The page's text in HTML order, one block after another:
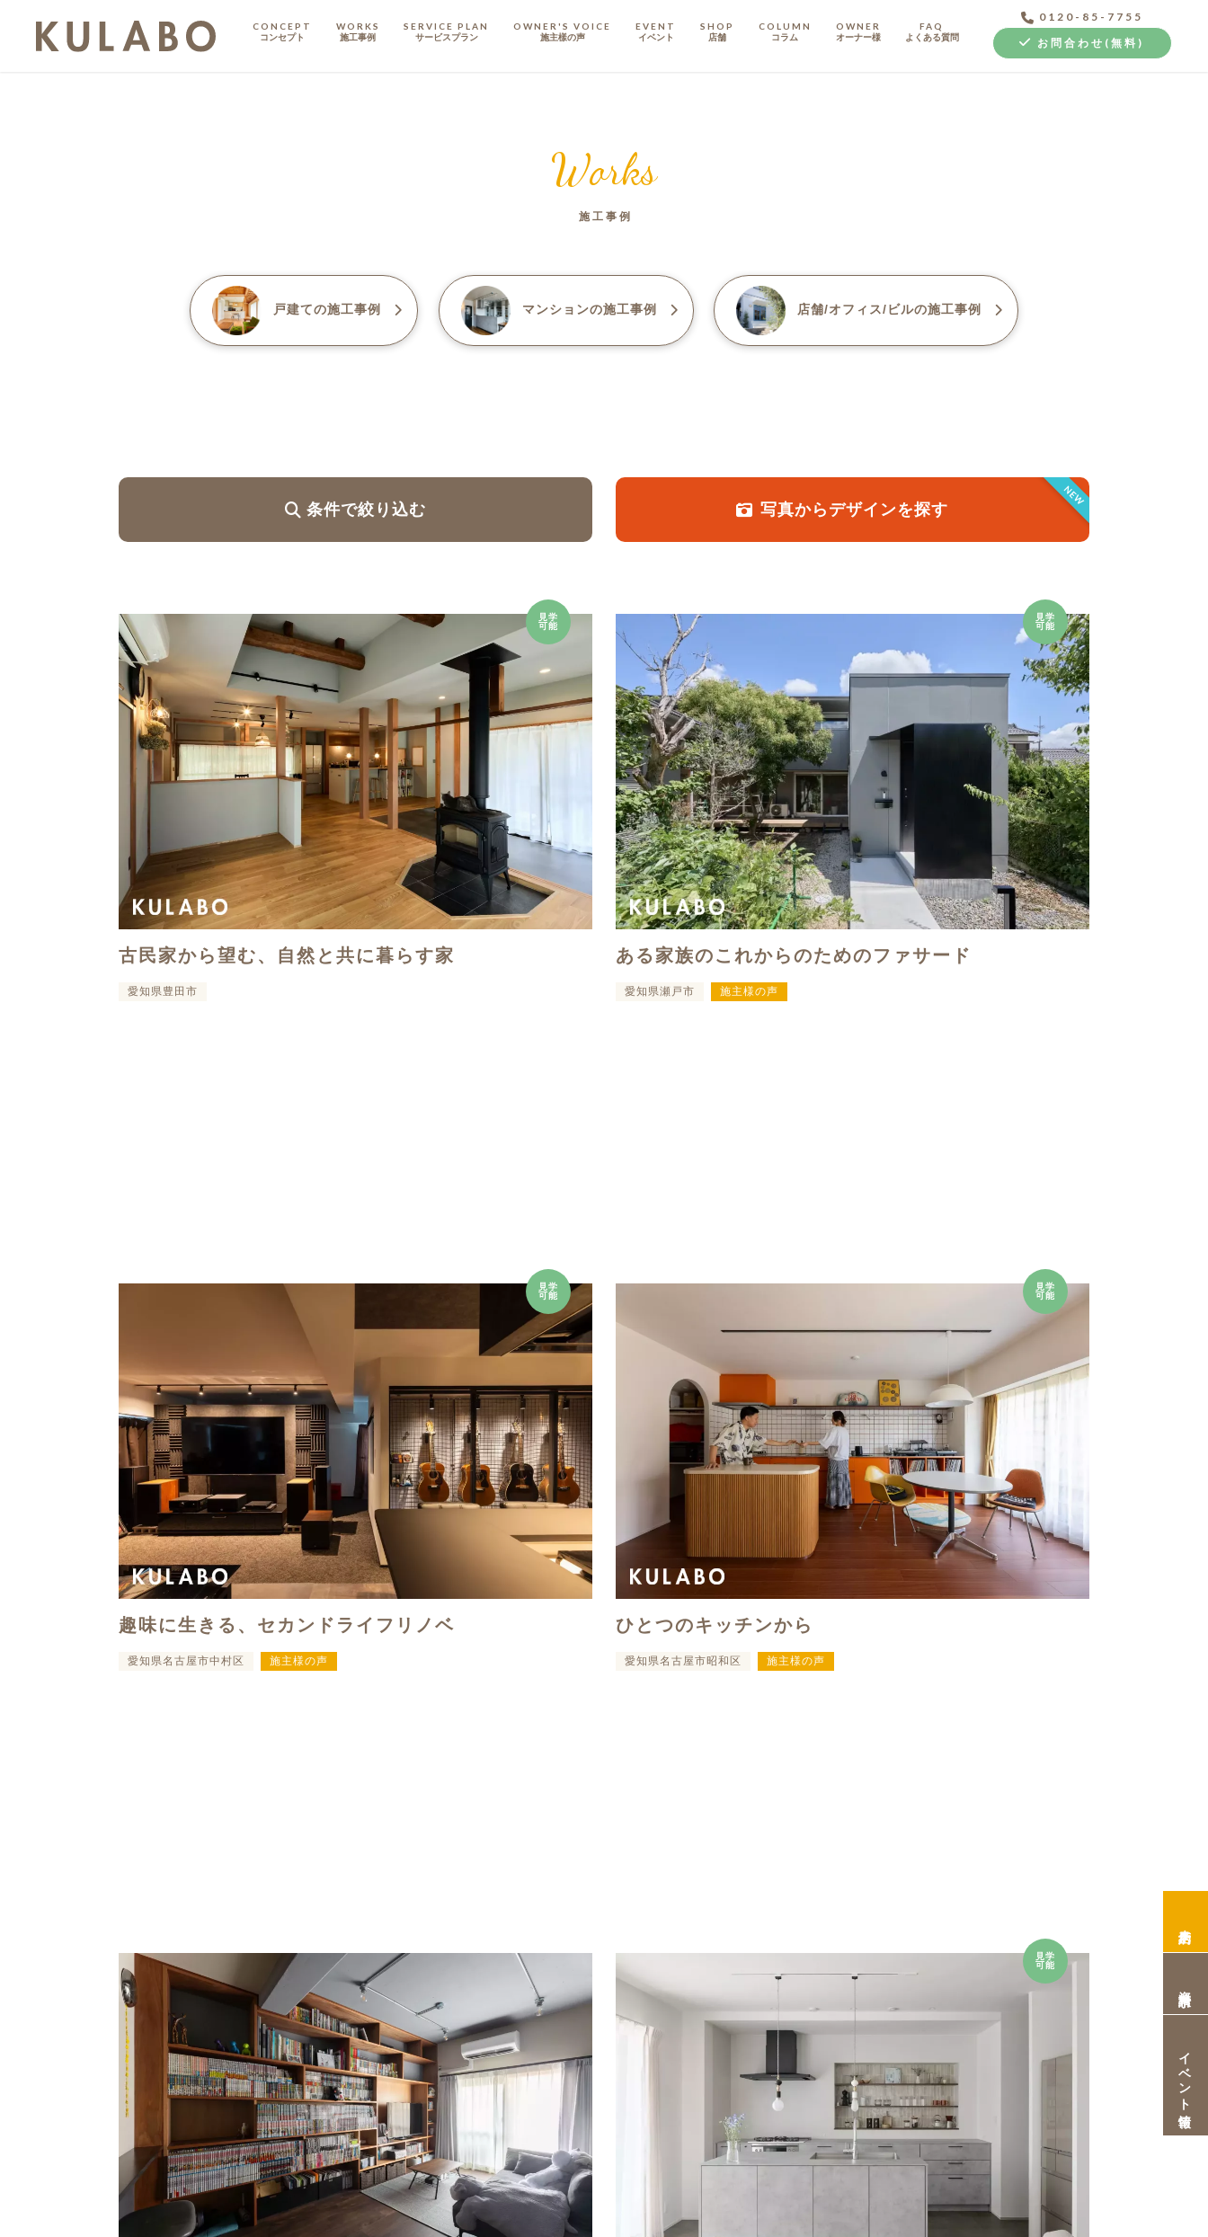
CONCEPT
コンセプト
WORKS
施工事例
SERVICE PLAN
サービスプラン
OWNER'S VOICE
施主樣の声
EVENT
イベント
SHOP
店舗
COLUMN
コラム
OWNER
オーナー様
FAQ
よくある質問
0120-85-7755
お問合わせ(無料)
イベント情報
Works
施工事例
戸建ての施工事例 マンションの施工事例 店舗/オフィス/ビルの施工事例
条件で絞り込む
NEW
写真からデザインを探す
見学
可能
古民家から望む、自然と共に暮らす家
愛知県豊田市
見学
可能
ある家族のこれからのためのファサード
愛知県瀬戸市 施主様の声
見学
可能
趣味に生きる、セカンドライフリノベ
愛知県名古屋市中村区 施主様の声
見学
可能
ひとつのキッチンから
愛知県名古屋市昭和区 施主様の声
見学
可能